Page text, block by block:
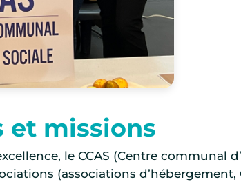
et missions
le CCAS (Centre communal
(associations d’hébergement,